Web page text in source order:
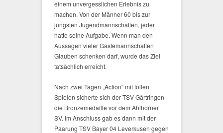
einem unvergesslichen Erlebnis zu
machen. Von der Männer 60 bis zur
jüngsten Jugendmannschaften, jeder
hatte seine Aufgabe. Wenn man den
Aussagen vieler Gästemannschaften
Glauben schenken darf, wurde das Ziel
tatsächlich erreicht.
Nach zwei Tagen „Action“ mit tollen
Spielen sicherte sich der TSV Gärtringen
die Bronzemedaille vor dem Ahlhorner
SV. Im Anschluss gab es dann mit der
Paarung TSV Bayer 04 Leverkusen gegen